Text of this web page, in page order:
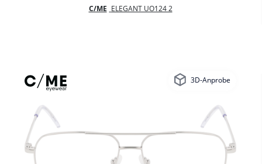
C/ME ELEGANT UO124 2
3D-Anprobe